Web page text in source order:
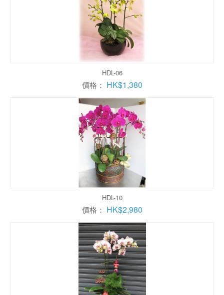
HDL-06
價格： HK$1,380
HDL-10
價格： HK$2,980